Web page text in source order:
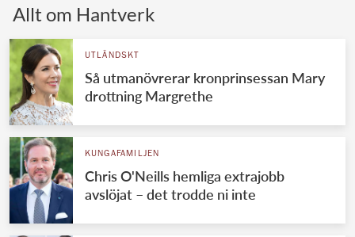
UTLÄNDSKT
VÄRLDENS KUNGAHUS
Svenska kungahuset
Brittiska kungahuset
REDAKTION
Allt om Hantverk
UTLÄNDSKT
Så utmanövrerar kronprinsessan Mary
drottning Margrethe
KUNGAFAMILJEN
Chris O'Neills hemliga extrajobb
avslöjat – det trodde ni inte